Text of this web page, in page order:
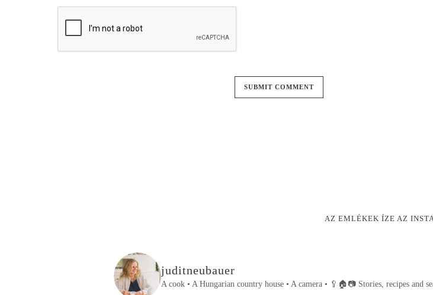
AZ EMLÉKEK ÍZE AZ
juditneubauer
A cook • A Hungarian country house • A camera • 🥄🏠📷Stories, recipes and